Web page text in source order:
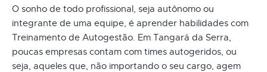
O sonho de todo profissional, seja autônomo ou
integrante de uma equipe, é aprender habilidades com
Treinamento de Autogestão. Em Tangará da Serra,
poucas empresas contam com times autogeridos, ou
seja, aqueles que, não importando o seu cargo, agem